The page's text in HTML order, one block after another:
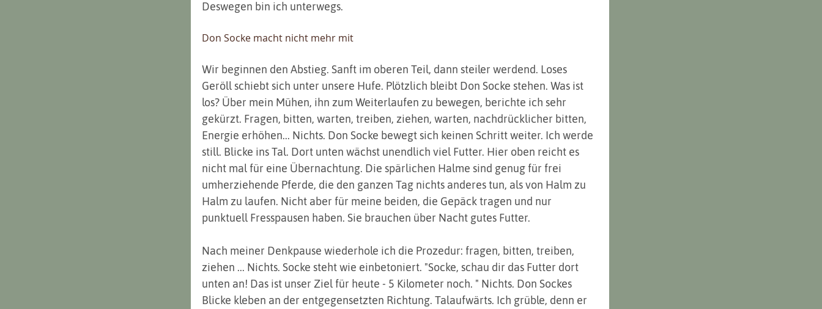
Deswegen bin ich unterwegs.
Don Socke macht nicht mehr mit
Wir beginnen den Abstieg. Sanft im oberen Teil, dann steiler werdend. Loses
Geröll schiebt sich unter unsere Hufe. Plötzlich bleibt Don Socke stehen. Was ist
los? Über mein Mühen, ihn zum Weiterlaufen zu bewegen, berichte ich sehr
gekürzt. Fragen, bitten, warten, treiben, ziehen, warten, nachdrücklicher bitten,
Energie erhöhen... Nichts. Don Socke bewegt sich keinen Schritt weiter. Ich werde
still. Blicke ins Tal. Dort unten wächst unendlich viel Futter. Hier oben reicht es
nicht mal für eine Übernachtung. Die spärlichen Halme sind genug für frei
umherziehende Pferde, die den ganzen Tag nichts anderes tun, als von Halm zu
Halm zu laufen. Nicht aber für meine beiden, die Gepäck tragen und nur
punktuell Fresspausen haben. Sie brauchen über Nacht gutes Futter.
Nach meiner Denkpause wiederhole ich die Prozedur: fragen, bitten, treiben,
ziehen ... Nichts. Socke steht wie einbetoniert. "Socke, schau dir das Futter dort
unten an! Das ist unser Ziel für heute - 5 Kilometer noch. " Nichts. Don Sockes
Blicke kleben an der entgegensetzten Richtung. Talaufwärts. Ich grüble, denn er